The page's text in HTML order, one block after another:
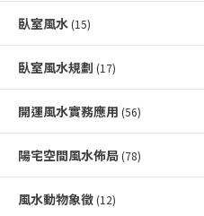
臥室風水 (15)
臥室風水規劃 (17)
開運風水實務應用 (56)
陽宅空間風水佈局 (78)
風水動物象徵 (12)